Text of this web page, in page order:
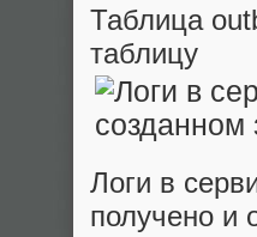
Таблица
таблицу
Логи в
получено и